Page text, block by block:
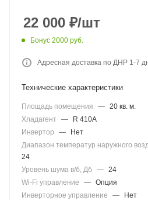
22 000 ₽/шт
Бонус 2000 руб.
Адресная доставка по ДНР 1-7
Технические характеристики
Площадь помещения — 20 кв. м.
Хладагент
—
R 410A
Инвертор
—
Нет
Диапазон температур наружного
24
Уровень шума в/б, Дб — 24
Wi-Fi управление
— Опция
Инверторное управление
—
Нет